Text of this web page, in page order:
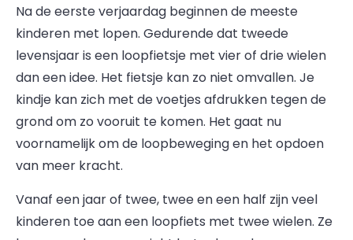
Na de eerste verjaardag beginnen de meeste
kinderen met lopen. Gedurende dat tweede
levensjaar is een loopfietsje met vier of drie wielen
dan een idee. Het fietsje kan zo niet omvallen. Je
kindje kan zich met de voetjes afdrukken tegen de
grond om zo vooruit te komen. Het gaat nu
voornamelijk om de loopbeweging en het opdoen
van meer kracht.
Vanaf een jaar of twee, twee en een half zijn veel
kinderen toe aan een loopfiets met twee wielen. Ze